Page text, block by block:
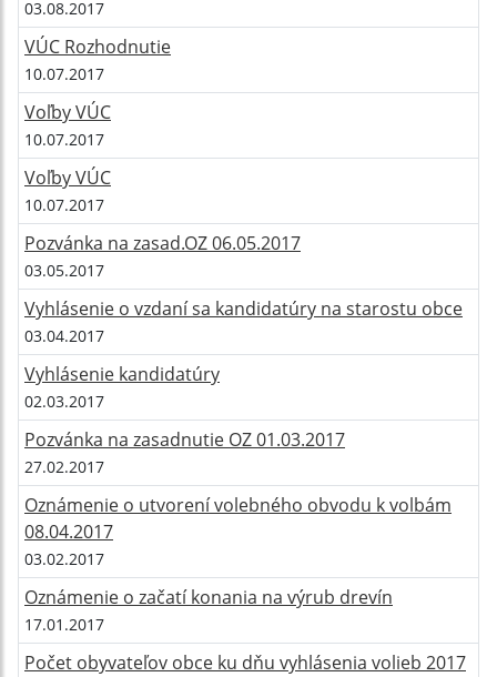
03.08.2017
VÚC Rozhodnutie
10.07.2017
Voľby VÚC
10.07.2017
Voľby VÚC
10.07.2017
Pozvánka na zasad.OZ 06.05.2017
03.05.2017
Vyhlásenie o vzdaní sa kandidatúry na starostu obce
03.04.2017
Vyhlásenie kandidatúry
02.03.2017
Pozvánka na zasadnutie OZ 01.03.2017
27.02.2017
Oznámenie o utvorení volebného obvodu k volbám
08.04.2017
03.02.2017
Oznámenie o začatí konania na výrub drevín
17.01.2017
Počet obyvateľov obce ku dňu vyhlásenia volieb 2017